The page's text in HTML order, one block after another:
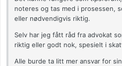
noteres og tas med i prosessen,
eller nødvendigvis riktig.
Selv har jeg fått råd fra advokat
riktig eller godt nok, spesielt i
Alle burde ta litt mer ansvar for